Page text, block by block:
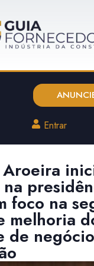
Entrar
foco na
melhoria
de